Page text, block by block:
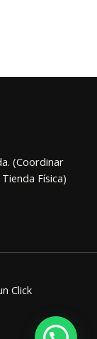
(Coordinar
Física)
Click